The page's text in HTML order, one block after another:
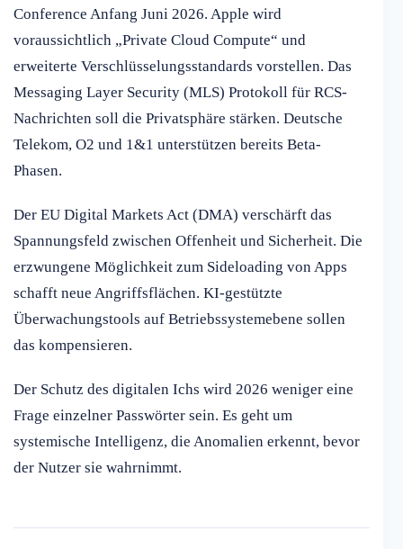
Conference Anfang Juni 2026. Apple wird
voraussichtlich „Private Cloud Compute“ und
erweiterte Verschlüsselungsstandards vorstellen. Das
Messaging Layer Security (MLS) Protokoll für RCS-
Nachrichten soll die Privatsphäre stärken. Deutsche
Telekom, O2 und 1&1 unterstützen bereits Beta-
Phasen.
Der EU Digital Markets Act (DMA) verschärft das
Spannungsfeld zwischen Offenheit und Sicherheit. Die
erzwungene Möglichkeit zum Sideloading von Apps
schafft neue Angriffsflächen. KI-gestützte
Überwachungstools auf Betriebssystemebene sollen
das kompensieren.
Der Schutz des digitalen Ichs wird 2026 weniger eine
Frage einzelner Passwörter sein. Es geht um
systemische Intelligenz, die Anomalien erkennt, bevor
der Nutzer sie wahrnimmt.